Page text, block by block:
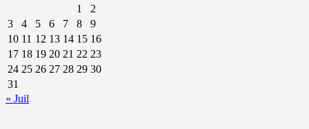
1
2
3
4 5 6 7 8
9
10 11 12 13 14 15 16
17 18 19 20 21 22 23
24 25 26 27 28 29 30
31
« Juil